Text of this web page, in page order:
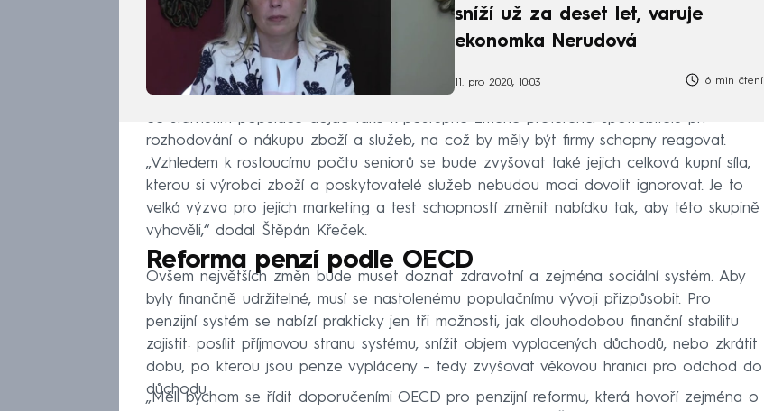
sníží už za deset let, varuje
ekonomka Nerudová
11. pro 2020, 10:03 6 min čtení
Se stárnutím populace dojde také k postupné změně preferencí spotřebitelů při
rozhodování o nákupu zboží a služeb, na což by měly být firmy schopny reagovat.
„Vzhledem k rostoucímu počtu seniorů se bude zvyšovat také jejich celková kupní síla,
kterou si výrobci zboží a poskytovatelé služeb nebudou moci dovolit ignorovat. Je to
velká výzva pro jejich marketing a test schopností změnit nabídku tak, aby této skupině
vyhověli,“ dodal Štěpán Křeček.
Reforma penzí podle OECD
Ovšem největších změn bude muset doznat zdravotní a zejména sociální systém. Aby
byly finančně udržitelné, musí se nastolenému populačnímu vývoji přizpůsobit. Pro
penzijní systém se nabízí prakticky jen tři možnosti, jak dlouhodobou finanční stabilitu
zajistit: posílit příjmovou stranu systému, snížit objem vyplacených důchodů, nebo zkrátit
dobu, po kterou jsou penze vypláceny – tedy zvyšovat věkovou hranici pro odchod do
důchodu.
„Měli bychom se řídit doporučeními OECD pro penzijní reformu, která hovoří zejména o